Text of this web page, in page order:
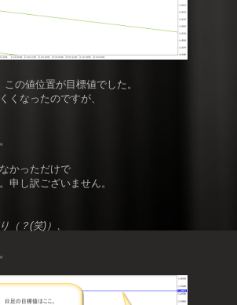
の値位置が目標値でした。
くなったのですが、
かっただけで
申し訳ございません。
（？(笑)）、